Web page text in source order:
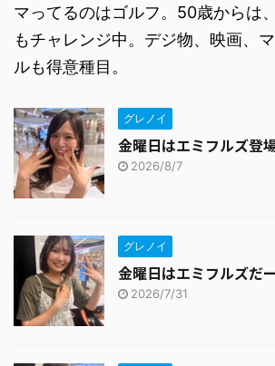
マってるのはゴルフ。50歳からは
もチャレンジ中。デジ物、映画、
ルも得意種目。
グレノイ
金曜日はエミフルズ登
2026/8/7
グレノイ
金曜日はエミフルズだー
2026/7/31